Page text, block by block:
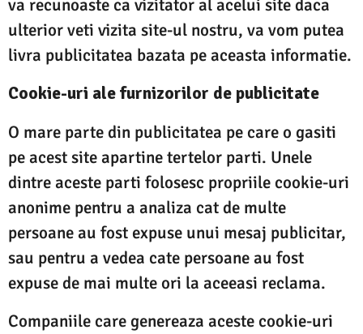
va recunoaste ca vizitator al acelui site daca
ulterior veti vizita site-ul nostru, va vom putea
livra publicitatea bazata pe aceasta informatie.
Cookie-uri ale furnizorilor de publicitate
O mare parte din publicitatea pe care o gasiti
pe acest site apartine tertelor parti. Unele
dintre aceste parti folosesc propriile cookie-uri
anonime pentru a analiza cat de multe
persoane au fost expuse unui mesaj publicitar,
sau pentru a vedea cate persoane au fost
expuse de mai multe ori la aceeasi reclama.
Companiile care genereaza aceste cookie-uri